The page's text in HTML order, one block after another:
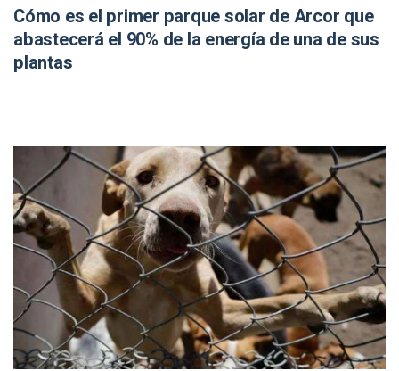
Cómo es el primer parque solar de Arcor que
abastecerá el 90% de la energía de una de sus
plantas